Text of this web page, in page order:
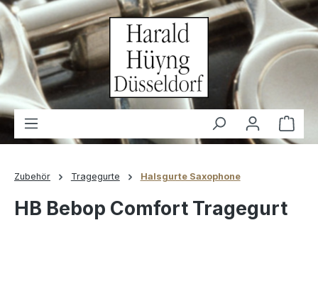
springen
Zubehör Tragegurte Halsgurte Saxophone
HB Bebop Comfort Tragegurt